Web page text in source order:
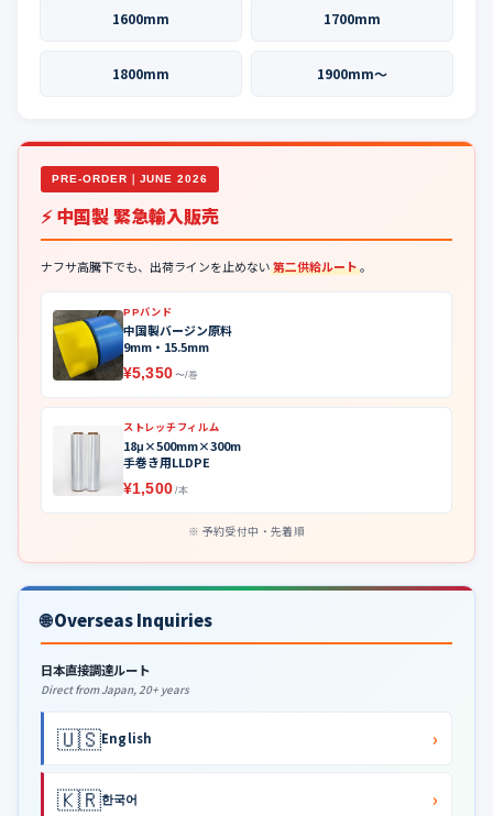
1600mm 1700mm
1800mm 1900mm〜
PRE-ORDER｜JUNE 2026
⚡ 中国製 緊急輸入販売
ナフサ高騰下でも、出荷ラインを止めない第二供給ルート。
PPバンド
中国製バージン原料
9mm・15.5mm
¥5,350 〜/巻
ストレッチフィルム
18μ×500mm×300m
手巻き用LLDPE
¥1,500 /本
予約受付中・先着順
🌐 Overseas Inquiries
日本直接調達ルート
Direct from Japan, 20+ years
🇺🇸English ›
🇰🇷한국어 ›